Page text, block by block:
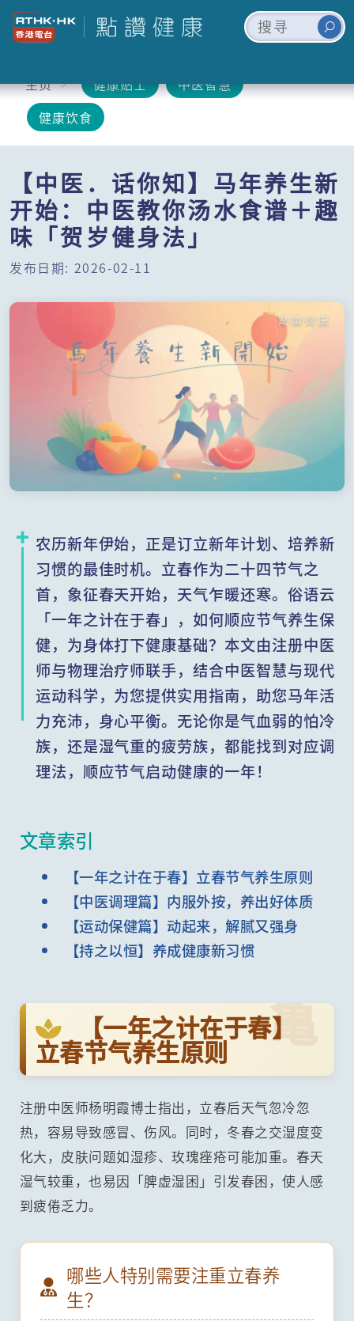
主页 健康贴士
中医智慧
健康饮食
【中医．话你知】马年养生新
开始：中医教你汤水食谱＋趣
味「贺岁健身法」
发布日期: 2026-02-11
农历新年伊始，正是订立新年计划、培养新
习惯的最佳时机。立春作为二十四节气之
首，象征春天开始，天气乍暖还寒。俗语云
「一年之计在于春」，如何顺应节气养生保
健，为身体打下健康基础？本文由注册中医
师与物理治疗师联手，结合中医智慧与现代
运动科学，为您提供实用指南，助您马年活
力充沛，身心平衡。无论你是气血弱的怕冷
族，还是湿气重的疲劳族，都能找到对应调
理法，顺应节气启动健康的一年！
文章索引
【一年之计在于春】立春节气养生原则
【中医调理篇】内服外按，养出好体质
【运动保健篇】动起来，解腻又强身
【持之以恒】养成健康新习惯
亀
【一年之计在于春】
立春节气养生原则
注册中医师杨明霞博士指出，立春后天气忽冷忽
热，容易导致感冒、伤风。同时，冬春之交湿度变
化大，皮肤问题如湿疹、玫瑰痤疮可能加重。春天
湿气较重，也易因「脾虚湿困」引发春困，使人感
到疲倦乏力。
哪些人特别需要注重立春养
生？